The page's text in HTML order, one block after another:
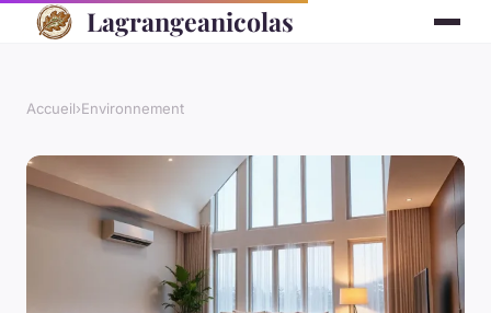
Lagrangeanicolas
Accueil›Environnement